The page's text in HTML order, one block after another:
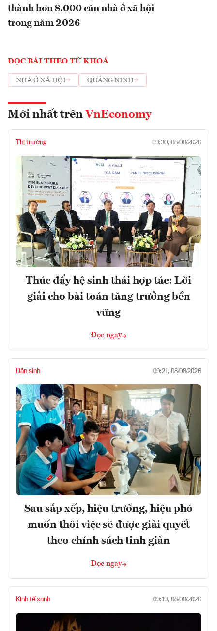
thành hơn 8.000 căn nhà ở xã hội
trong năm 2026
ĐỌC BÀI THEO TỪ KHOÁ
NHÀ Ở XÃ HỘI QUẢNG NINH
Mới nhất trên VnEconomy
Thị trường 09:30, 08/08/2026
Thúc đẩy hệ sinh thái hợp tác: Lời
giải cho bài toán tăng trưởng bền
vững
Đọc ngay
Dân sinh 09:21, 08/08/2026
Sau sắp xếp, hiệu trưởng, hiệu phó
muốn thôi việc sẽ được giải quyết
theo chính sách tinh giản
Đọc ngay
Kinh tế xanh 09:19, 08/08/2026